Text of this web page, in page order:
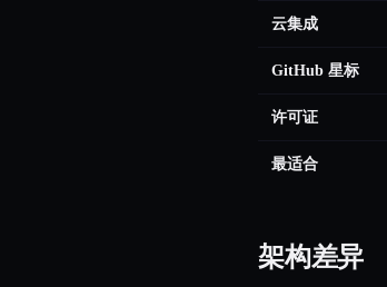
云集成
GitHub 星标
许可证
最适合
架构差异